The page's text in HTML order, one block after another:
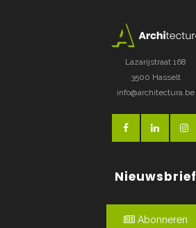
Lazarijstraat 168
3500 Hasselt
info@architectura.be
Nieuwsbrief
Abonneren